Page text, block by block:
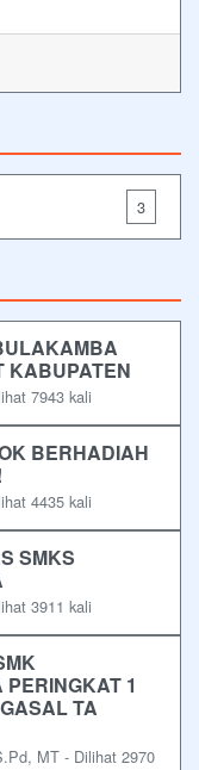
3
KABUPATEN
7943 kali
BERHADIAH
4435 kali
SMKS
3911 kali
1
TA
MT - Dilihat 2970